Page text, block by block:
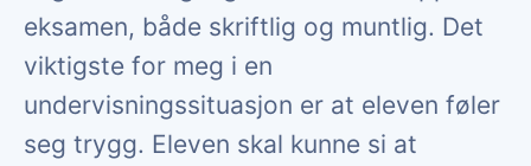
eksamen, både skriftlig og muntlig. Det
viktigste for meg i en
undervisningssituasjon er at eleven føler
seg trygg. Eleven skal kunne si at